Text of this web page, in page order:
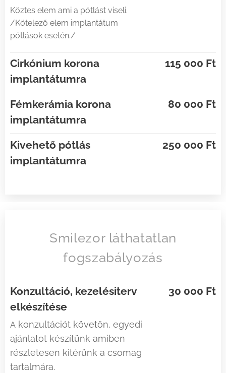
Köztes elem ami a pótlást viseli.
/Kötelező elem implantátum
pótlások esetén./
Cirkónium korona
implantátumra
115 000 Ft
Fémkerámia korona
implantátumra
80 000 Ft
Kivehető pótlás
implantátumra
250 000 Ft
Smilezor láthatatlan
fogszabályozás​
Konzultáció, kezelésiterv
elkészítése
A konzultációt követőn, egyedi
ajánlatot készítünk amiben
részletesen kitérünk a csomag
tartalmára.
30 000 Ft